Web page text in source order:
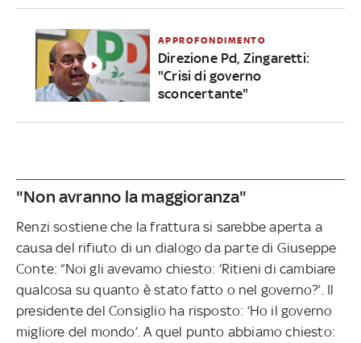
APPROFONDIMENTO
Direzione Pd, Zingaretti:
"Crisi di governo
sconcertante"
"Non avranno la maggioranza"
Renzi sostiene che la frattura si sarebbe aperta a
causa del rifiuto di un dialogo da parte di Giuseppe
Conte: “Noi gli avevamo chiesto: ‘Ritieni di cambiare
qualcosa su quanto è stato fatto o nel governo?’. Il
presidente del Consiglio ha risposto: ‘Ho il governo
migliore del mondo’. A quel punto abbiamo chiesto: